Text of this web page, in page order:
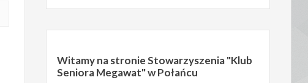
Witamy na stronie Stowarzyszenia "Klub
Seniora Megawat" w Połańcu